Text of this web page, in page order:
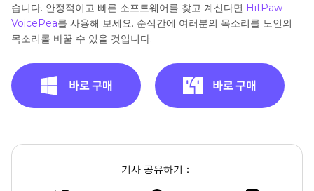
습니다. 안정적이고 빠른 소프트웨어를 찾고 계신다면 HitPaw
VoicePea를 사용해 보세요. 순식간에 여러분의 목소리를 노인의
목소리롤 바꿀 수 있을 것입니다.
기사 공유하기：